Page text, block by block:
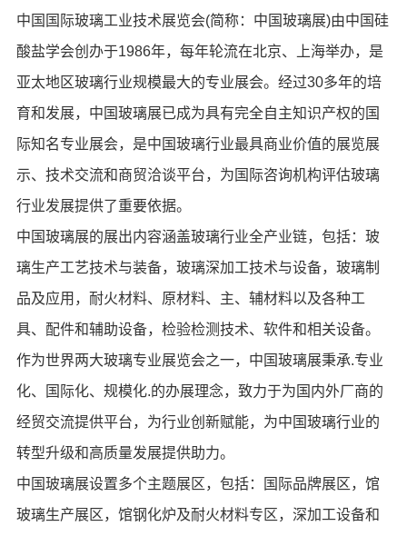
中国国际玻璃工业技术展览会(简称：中国玻璃展)由中国硅
酸盐学会创办于1986年，每年轮流在北京、上海举办，是
亚太地区玻璃行业规模最大的专业展会。经过30多年的培
育和发展，中国玻璃展已成为具有完全自主知识产权的国
际知名专业展会，是中国玻璃行业最具商业价值的展览展
示、技术交流和商贸洽谈平台，为国际咨询机构评估玻璃
行业发展提供了重要依据。
中国玻璃展的展出内容涵盖玻璃行业全产业链，包括：玻
璃生产工艺技术与装备，玻璃深加工技术与设备，玻璃制
品及应用，耐火材料、原材料、主、辅材料以及各种工
具、配件和辅助设备，检验检测技术、软件和相关设备。
作为世界两大玻璃专业展览会之一，中国玻璃展秉承.专业
化、国际化、规模化.的办展理念，致力于为国内外厂商的
经贸交流提供平台，为行业创新赋能，为中国玻璃行业的
转型升级和高质量发展提供助力。
中国玻璃展设置多个主题展区，包括：国际品牌展区，馆
玻璃生产展区，馆钢化炉及耐火材料专区，深加工设备和